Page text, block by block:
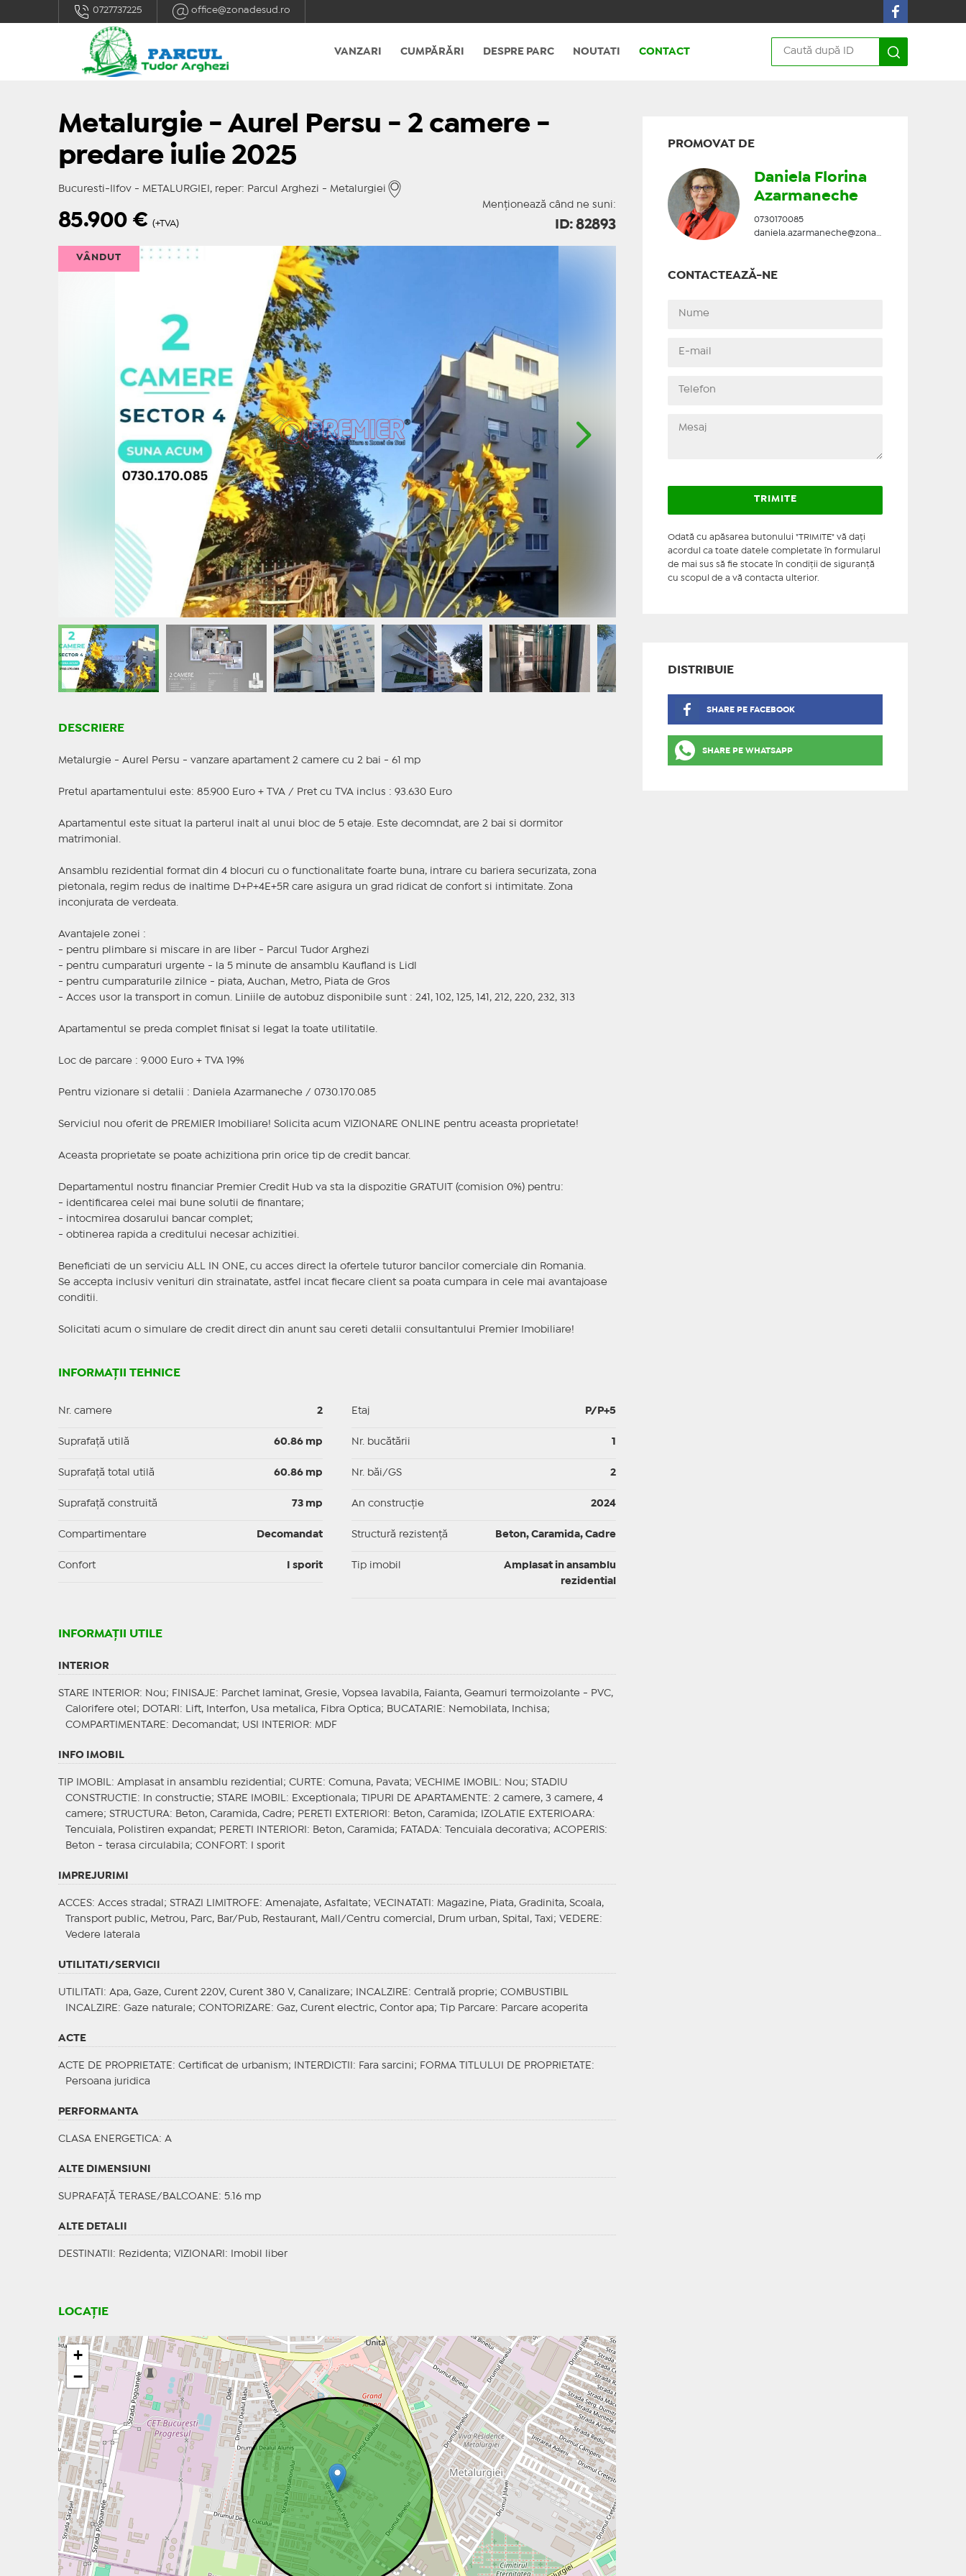
0727737225 office@zonadesud.ro
VANZARI CUMPĂRĂRI DESPRE PARC NOUTATI CONTACT
Metalurgie - Aurel Persu - 2 camere -
predare iulie 2025
Bucuresti-Ilfov - METALURGIEI, reper: Parcul Arghezi - Metalurgiei
Menționează când ne suni:
85.900€ (+TVA) ID: 82893
VÂNDUT
DESCRIERE
Metalurgie - Aurel Persu - vanzare apartament 2 camere cu 2 bai - 61 mp
Pretul apartamentului este: 85.900 Euro + TVA / Pret cu TVA inclus : 93.630 Euro
Apartamentul este situat la parterul inalt al unui bloc de 5 etaje. Este decomndat, are 2 bai si dormitor
matrimonial.
Ansamblu rezidential format din 4 blocuri cu o functionalitate foarte buna, intrare cu bariera securizata, zona
pietonala, regim redus de inaltime D+P+4E+5R care asigura un grad ridicat de confort si intimitate. Zona
inconjurata de verdeata.
Avantajele zonei :
- pentru plimbare si miscare in are liber - Parcul Tudor Arghezi
- pentru cumparaturi urgente - la 5 minute de ansamblu Kaufland is Lidl
- pentru cumparaturile zilnice - piata, Auchan, Metro, Piata de Gros
- Acces usor la transport in comun. Liniile de autobuz disponibile sunt : 241, 102, 125, 141, 212, 220, 232, 313
Apartamentul se preda complet finisat si legat la toate utilitatile.
Loc de parcare : 9.000 Euro + TVA 19%
Pentru vizionare si detalii : Daniela Azarmaneche / 0730.170.085
Serviciul nou oferit de PREMIER Imobiliare! Solicita acum VIZIONARE ONLINE pentru aceasta proprietate!
Aceasta proprietate se poate achizitiona prin orice tip de credit bancar.
Departamentul nostru financiar Premier Credit Hub va sta la dispozitie GRATUIT (comision 0%) pentru:
- identificarea celei mai bune solutii de finantare;
- intocmirea dosarului bancar complet;
- obtinerea rapida a creditului necesar achizitiei.
Beneficiati de un serviciu ALL IN ONE, cu acces direct la ofertele tuturor bancilor comerciale din Romania.
Se accepta inclusiv venituri din strainatate, astfel incat fiecare client sa poata cumpara in cele mai avantajoase
conditii.
Solicitati acum o simulare de credit direct din anunt sau cereti detalii consultantului Premier Imobiliare!
INFORMAȚII TEHNICE
Nr. camere 2
Suprafaţă utilă 60.86 mp
Suprafaţă total utilă 60.86 mp
Suprafaţă construită 73 mp
Compartimentare Decomandat
Confort I sporit
Etaj P/P+5
Nr. bucătării
Nr. băi/GS 2
An construcție 2024
Structură rezistență Beton, Caramida, Cadre
Tip imobil
Amplasat in ansamblu
rezidential
INFORMAŢII UTILE
INTERIOR
STARE INTERIOR: Nou; FINISAJE : Parchet laminat, Gresie, Vopsea lavabila, Faianta, Geamuri termoizolante - PVC,
Calorifere otel;
DOTARI : Lift, Interfon, Usa metalica, Fibra Optica; BUCATARIE : Nemobilata, Inchisa;
COMPARTIMENTARE : Decomandat; USI INTERIOR: MDF
INFO IMOBIL
TIP IMOBIL : Amplasat in ansamblu rezidential; CURTE : Comuna, Pavata; VECHIME IMOBIL : Nou; STADIU
CONSTRUCTIE : In constructie; STARE IMOBIL : Exceptionala; TIPURI DE APARTAMENTE : 2 camere, 3 camere, 4
camere; STRUCTURA: Beton, Caramida, Cadre; PERETI EXTERIORI : Beton, Caramida; IZOLATIE EXTERIOARA:
Tencuiala, Polistiren expandat; PERETI INTERIORI : Beton, Caramida; FATADA: Tencuiala decorativa; ACOPERIS:
Beton - terasa circulabila; CONFORT : I sporit
IMPREJURIMI
ACCES: Acces stradal; STRAZI LIMITROFE : Amenajate, Asfaltate; VECINATATI
: Magazine, Piata, Gradinita, Scoala,
Transport public, Metrou, Parc, Bar/Pub, Restaurant, Mall/Centru comercial, Drum urban, Spital, Taxi; VEDERE :
Vedere laterala
UTILITATI/SERVICII
UTILITATI : Apa, Gaze, Curent 220V, Curent 380 V, Canalizare; INCALZIRE : Centrală proprie; COMBUSTIBIL
INCALZIRE : Gaze naturale; CONTORIZARE : Gaz, Curent electric, Contor apa; Tip Parcare: Parcare acoperita
ACTE
ACTE DE PROPRIETATE : Certificat de urbanism; INTERDICTII : Fara sarcini; FORMA TITLULUI DE PROPRIETATE :
Persoana juridica
PERFORMANTA
CLASA ENERGETICA: A
ALTE DIMENSIUNI
SUPRAFAȚĂ TERASE/BALCOANE: 5.16 mp
ALTE DETALII
DESTINATII : Rezidenta; VIZIONARI : Imobil liber
LOCAȚIE
+
−
PROMOVAT DE
Daniela Florina
Azarmaneche
0730170085
CONTACTEAZĂ-NE
Odată cu apăsarea butonului "TRIMITE" vă daţi
acordul ca toate datele completate în formularul
de mai sus să fie stocate în condiţii de siguranţă
cu scopul de a vă contacta ulterior.
DISTRIBUIE
SHARE PE FACEBOOK
SHARE PE WHATSAPP